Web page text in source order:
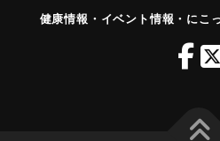
健康情報・イベント情報・にこ